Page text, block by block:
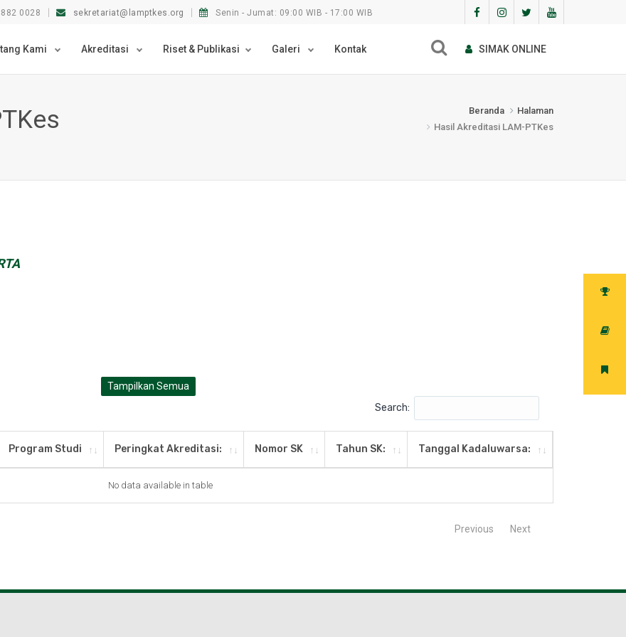
0028 sekretariat@lamptkes.org Senin - Jumat: 09:00 WIB - 17:00 WIB
Kami Akreditasi Riset & Publikasi Galeri Kontak SIMAK ONLINE
Beranda
Halaman
Hasil Akreditasi LAM-PTKes
Tampilkan Semua
Search:
Program Studi Peringkat Akreditasi: Nomor SK Tahun SK: Tanggal Kadaluwarsa:
No data available in table
Previous Next